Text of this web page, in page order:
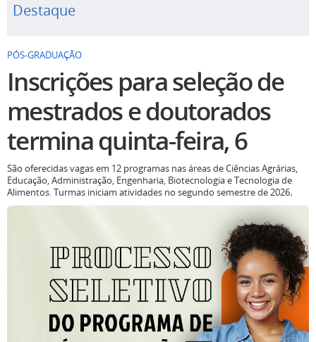
Destaque
PÓS-GRADUAÇÃO
Inscrições para seleção de
mestrados e doutorados
termina quinta-feira, 6
São oferecidas vagas em 12 programas nas áreas de Ciências Agrárias,
Educação, Administração, Engenharia, Biotecnologia e Tecnologia de
Alimentos. Turmas iniciam atividades no segundo semestre de 2026.